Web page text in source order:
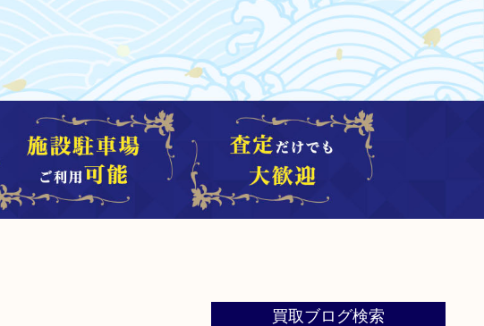
買取ブログ検索